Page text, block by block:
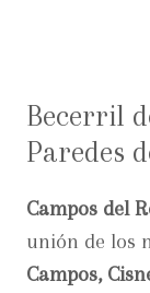
Becerril
Paredes
Campos del
unión de los
Campos,